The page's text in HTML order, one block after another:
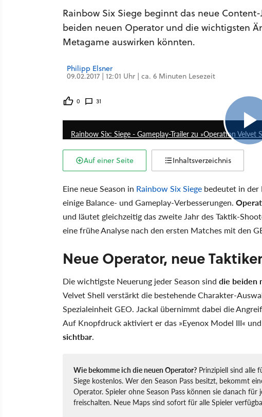
Rainbow Six Siege beginnt das neue
beiden neuen Operator und die wichtigsten
Metagame auswirken könnten.
Philipp Elsner
09.02.2017 | 12:01 Uhr | ca. 6 Minuten Lesezeit
0 31
Rainbow Six: Siege - Gameplay-Trailer zu »Operation Velvet
Auf einer Seite Inhaltsverzeichnis
Eine neue Season in Rainbow Six Siege bedeutet in der
einige Balance- und Gameplay-Verbesserungen.
und läutet gleichzeitig das zweite Jahr des Taktik-
eine frühe Analyse nach den ersten Matches mit den
Neue Operator, neue
Die wichtigste Neuerung jeder Season sind die beiden
Velvet Shell verstärkt die bestehende Charakter-
Spezialeinheit GEO. Jackal übernimmt dabei die
Auf Knopfdruck aktiviert er das »Eyenox Model III«
sichtbar.
Wie bekomme ich die neuen Operator? Prinzipiell sind alle
Siege kostenlos. Wer den Season Pass besitzt, bekommt
Operator. Spieler ohne Season Pass können sie danach
freischalten. Neue Maps sind sofort für alle Spieler